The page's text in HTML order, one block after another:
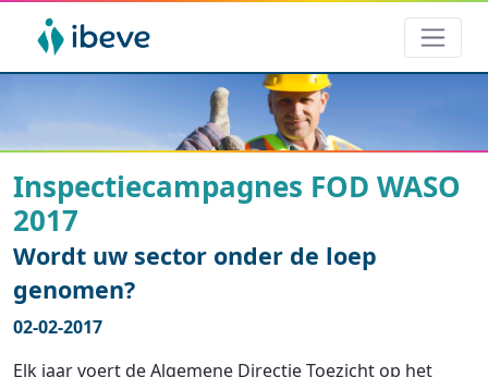
Inspectiecampagnes FOD WASO
2017
Wordt uw sector onder de loep
genomen?
02-02-2017
Elk jaar voert de Algemene Directie Toezicht op het